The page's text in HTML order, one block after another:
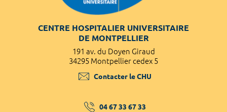
CENTRE HOSPITALIER UNIVERSITAIRE
DE MONTPELLIER
191 av. du Doyen Giraud
34295 Montpellier cedex 5
Contacter le CHU
04 67 33 67 33